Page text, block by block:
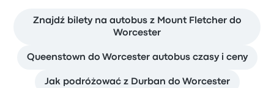
Znajdź bilety na autobus z Mount Fletcher do
Worcester
Queenstown do Worcester autobus czasy i ceny
Jak podróżować z Durban do Worcester